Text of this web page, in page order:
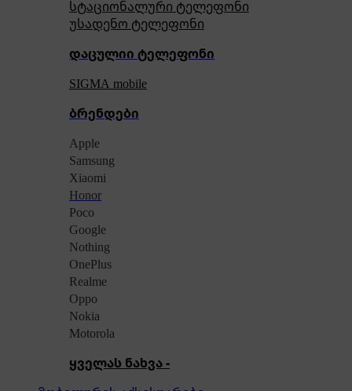
სტაციონალური ტელეფონი
უსადენო ტელეფონი
დაცულიი ტელეფონი
SIGMA mobile
ბრენდები
Apple
Samsung
Xiaomi
Honor
Poco
Google
Nothing
OnePlus
Realme
Oppo
Nokia
Motorola
ყველას ნახვა -